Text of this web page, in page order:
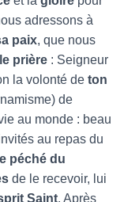
adressons à
paix, que nous
prière : Seigneur
la volonté de ton
de
au monde : beau
au repas du
péché du
de le recevoir, lui
Saint. Après